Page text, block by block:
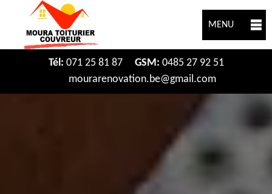
MENU
Tél: 071 25 81 87 GSM: 0485 27 92 51
mourarenovation.be@gmail.com